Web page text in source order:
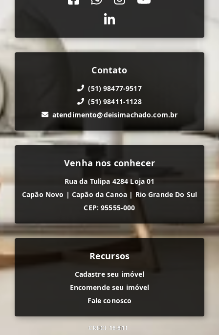
Contato
(51) 98477-9517
(51) 98411-1128
atendimento@deisimachado.com.br
Venha nos conhecer
Rua da Tulipa 4284 Loja 01
Capão Novo | Capão da Canoa | Rio Grande Do Sul
CEP: 95555-000
Recursos
Cadastre seu imóvel
Encomende seu imóvel
Fale conosco
CRECI 18.811